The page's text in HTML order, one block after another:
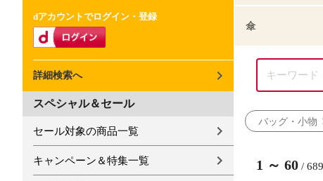
dアカウントでログイン・登録
詳細検索へ
スペシャル＆セール
セール対象の商品一覧
キャンペーン＆特集一覧
傘
バッグ・小物
1 ～ 60 / 689